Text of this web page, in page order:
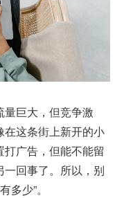
巨大，但竞争激
这条街上新开的小
广告，但能不能留
回事了。所以，别
多少”。